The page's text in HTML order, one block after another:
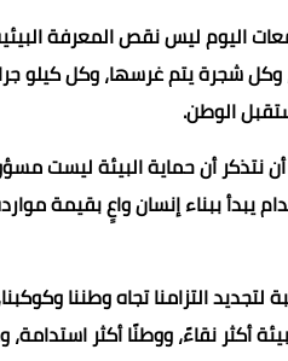
اليوم ليس نقص المعرفة
شجرة يتم غرسها، وكل كيلو
الوطن.
نتذكر أن حماية البيئة ليست
ببناء إنسان واعٍ بقيمة
لتجديد التزامنا تجاه وطننا
أكثر نقاءً، ووطنًا أكثر استدامة،